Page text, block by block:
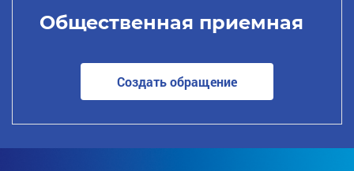
Общественная приемная
Создать обращение